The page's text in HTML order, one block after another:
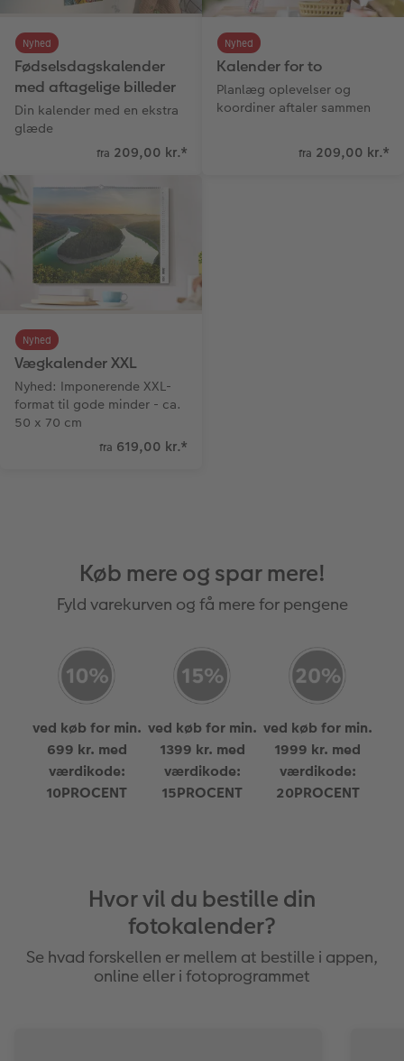
Fødselsdagskalender
med aftagelige billeder
Din kalender med en ekstra
glæde
Nyhed
fra 209,00 kr.*
Kalender for to
Planlæg oplevelser og
koordiner aftaler sammen
Nyhed
fra 209,00 kr.*
Vægkalender XXL
Nyhed: Imponerende XXL-
format til gode minder - ca.
50 x 70 cm
Nyhed
fra 619,00 kr.*
Køb mere og spar mere!
Fyld varekurven og få mere for pengene
ved køb for min.
699 kr. med
værdikode:
10PROCENT
ved køb for min.
1399 kr. med
værdikode:
15PROCENT
ved køb for min.
1999 kr. med
værdikode:
20PROCENT
Hvor vil du bestille din
fotokalender?
Se hvad forskellen er mellem at bestille i appen,
online eller i fotoprogrammet